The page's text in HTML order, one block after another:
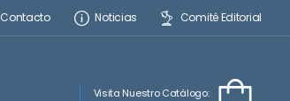
Contacto Noticias Comité Editorial
Visita Nuestro Catálogo: